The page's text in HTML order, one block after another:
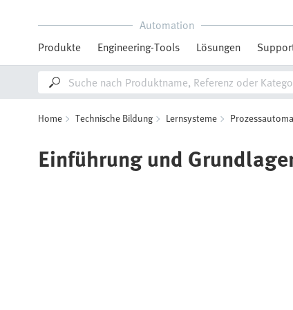
Automation
Produkte
Engineering-Tools Lösungen
Home Technische Bildung Lernsysteme
Einführung und